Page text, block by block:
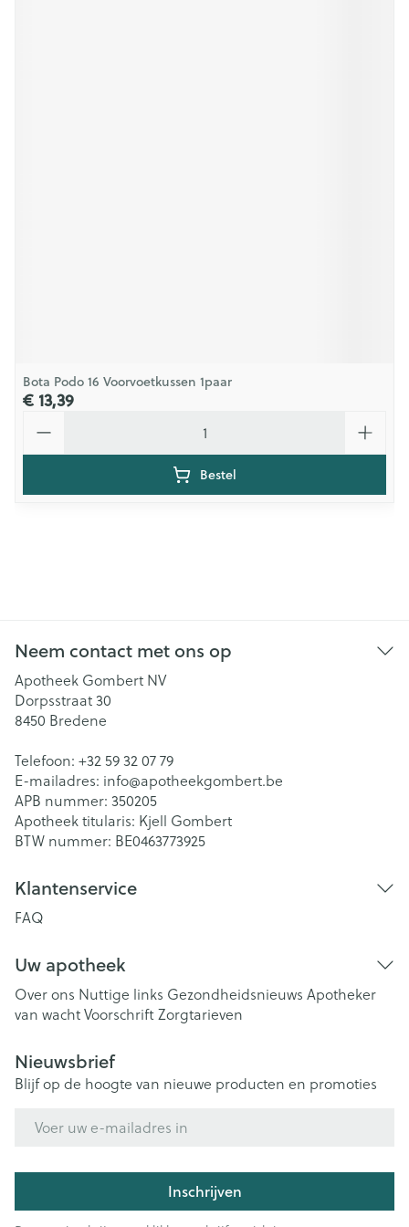
Bota Podo 16 Voorvoetkussen 1paar
€ 13,39
Bestel
Neem contact met ons op
Apotheek Gombert NV
Dorpsstraat 30
8450 Bredene
Telefoon: +32 59 32 07 79
E-mailadres: info@apotheekgombert.be
APB nummer: 350205
Apotheek titularis: Kjell Gombert
BTW nummer: BE0463773925
Klantenservice
FAQ
Uw apotheek
Over ons Nuttige links Gezondheidsnieuws Apotheker
van wachtVoorschriftZorgtarieven
Nieuwsbrief
Blijf op de hoogte van nieuwe producten en promoties
Inschrijven